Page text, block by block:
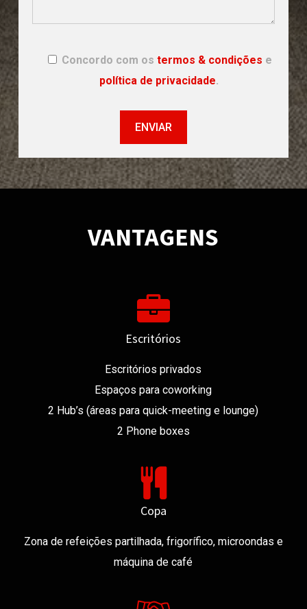
Concordo com ostermos & condições e
política de privacidade.
VANTAGENS
Escritórios
Escritórios privados
Espaços para coworking
2 Hub’s (áreas para quick-meeting e lounge)
2 Phone boxes
Copa
Zona de refeições partilhada, frigorífico, microondas e
máquina de café